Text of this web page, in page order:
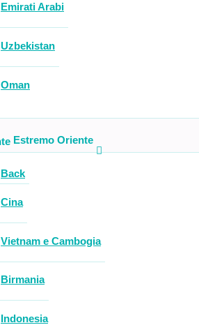
Emirati Arabi
Uzbekistan
Oman
Estremo Oriente
Back
Cina
Vietnam e Cambogia
Birmania
Indonesia